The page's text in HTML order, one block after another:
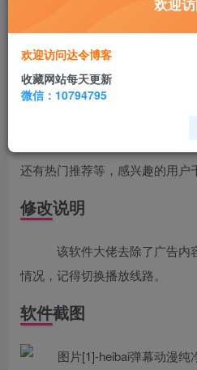
heibai弹幕官网版下载动漫
件，无广告、免费看、高清播放
频作品，heibai弹幕官网版下载
户可以在这里观看各种类型的
等，满足用户所有追漫需求，
还有热门推荐等，感兴趣的用户
修改说明
该软件大佬去除了广告内
情况，记得切换播放线路。
软件截图
欢迎
欢迎访问达令博客
收藏网站每天更新
微信：10794795